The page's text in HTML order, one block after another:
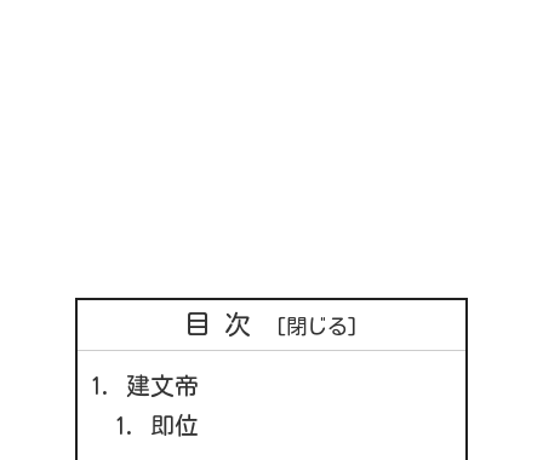
目次
建文帝
即位